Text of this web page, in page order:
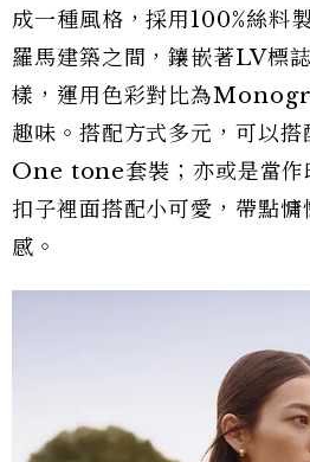
成一種風格，採用100%絲料
羅馬建築之間，鑲嵌著LV標
樣，運用色彩對比為
趣味。搭配方式多元，可以
One tone套裝；亦或是當作
扣子裡面搭配小可愛，帶點
感。